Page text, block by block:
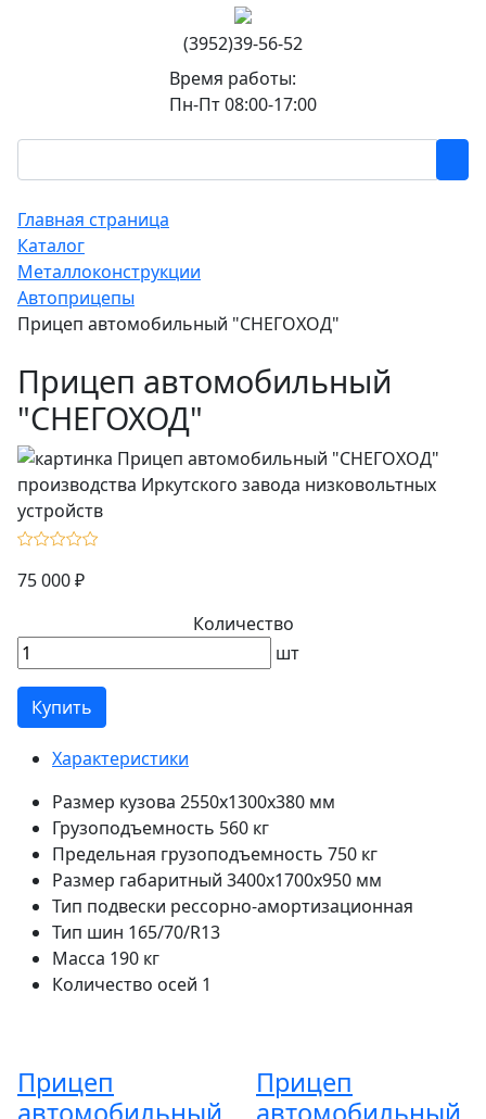
(3952)39-56-52
Время работы:
Пн-Пт 08:00-17:00
Главная страница
Каталог
Металлоконструкции
Автоприцепы
Прицеп автомобильный "СНЕГОХОД"
Прицеп автомобильный
"СНЕГОХОД"
75 000 ₽
Количество
шт
Купить
Характеристики
Размер кузова 2550x1300x380 мм
Грузоподъемность 560 кг
Предельная грузоподъемность 750 кг
Размер габаритный 3400х1700х950 мм
Тип подвески рессорно-амортизационная
Тип шин 165/70/R13
Масса 190 кг
Количество осей 1
Прицеп
Прицеп